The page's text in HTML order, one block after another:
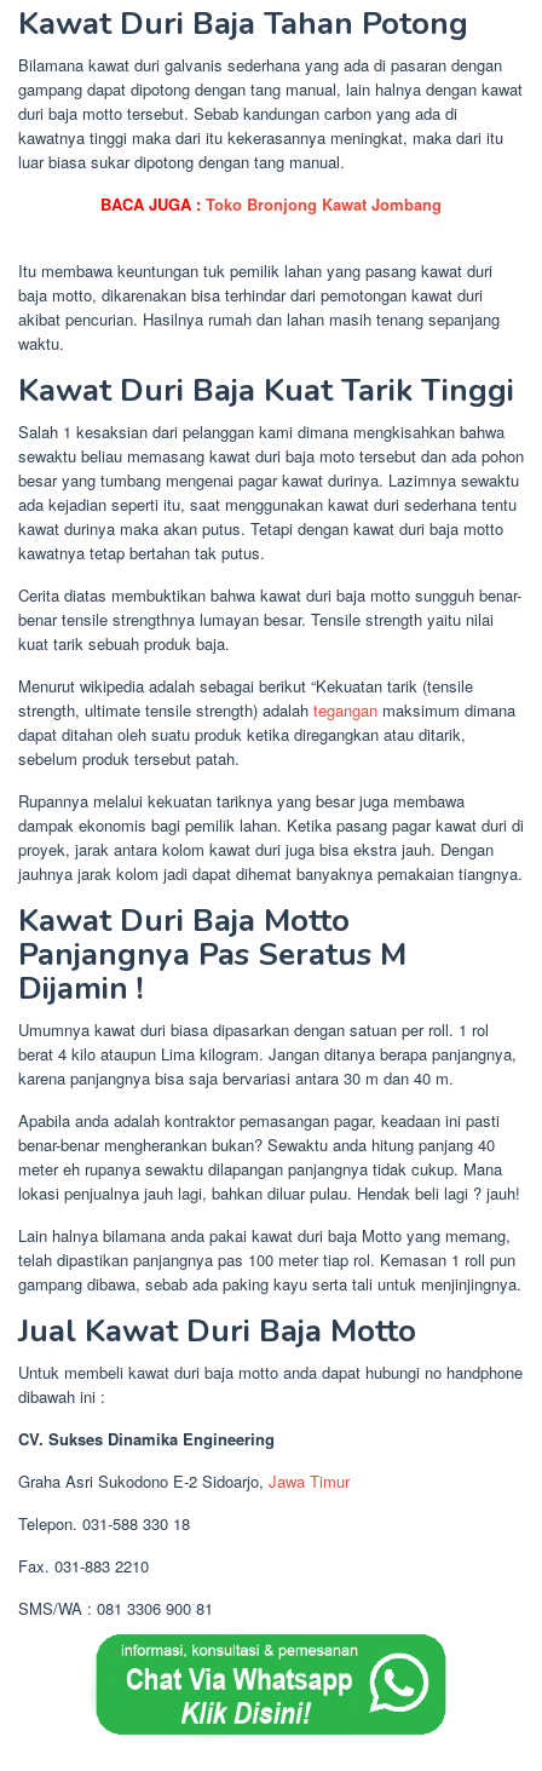
Kawat Duri Baja Tahan Potong
Bilamana kawat duri galvanis sederhana yang ada di pasaran dengan
gampang dapat dipotong dengan tang manual, lain halnya dengan kawat
duri baja motto tersebut. Sebab kandungan carbon yang ada di
kawatnya tinggi maka dari itu kekerasannya meningkat, maka dari itu
luar biasa sukar dipotong dengan tang manual.
BACA JUGA : Toko Bronjong Kawat Jombang
Itu membawa keuntungan tuk pemilik lahan yang pasang kawat duri
baja motto, dikarenakan bisa terhindar dari pemotongan kawat duri
akibat pencurian. Hasilnya rumah dan lahan masih tenang sepanjang
waktu.
Kawat Duri Baja Kuat Tarik Tinggi
Salah 1 kesaksian dari pelanggan kami dimana mengkisahkan bahwa
sewaktu beliau memasang kawat duri baja moto tersebut dan ada pohon
besar yang tumbang mengenai pagar kawat durinya. Lazimnya sewaktu
ada kejadian seperti itu, saat menggunakan kawat duri sederhana tentu
kawat durinya maka akan putus. Tetapi dengan kawat duri baja motto
kawatnya tetap bertahan tak putus.
Cerita diatas membuktikan bahwa kawat duri baja motto sungguh benar-
benar tensile strengthnya lumayan besar. Tensile strength yaitu nilai
kuat tarik sebuah produk baja.
Menurut wikipedia adalah sebagai berikut “Kekuatan tarik (tensile
strength, ultimate tensile strength) adalah tegangan maksimum dimana
dapat ditahan oleh suatu produk ketika diregangkan atau ditarik,
sebelum produk tersebut patah.
Rupannya melalui kekuatan tariknya yang besar juga membawa
dampak ekonomis bagi pemilik lahan. Ketika pasang pagar kawat duri di
proyek, jarak antara kolom kawat duri juga bisa ekstra jauh. Dengan
jauhnya jarak kolom jadi dapat dihemat banyaknya pemakaian tiangnya.
Kawat Duri Baja Motto
Panjangnya Pas Seratus M
Dijamin !
Umumnya kawat duri biasa dipasarkan dengan satuan per roll. 1 rol
berat 4 kilo ataupun Lima kilogram. Jangan ditanya berapa panjangnya,
karena panjangnya bisa saja bervariasi antara 30 m dan 40 m.
Apabila anda adalah kontraktor pemasangan pagar, keadaan ini pasti
benar-benar mengherankan bukan? Sewaktu anda hitung panjang 40
meter eh rupanya sewaktu dilapangan panjangnya tidak cukup. Mana
lokasi penjualnya jauh lagi, bahkan diluar pulau. Hendak beli lagi ? jauh!
Lain halnya bilamana anda pakai kawat duri baja Motto yang memang,
telah dipastikan panjangnya pas 100 meter tiap rol. Kemasan 1 roll pun
gampang dibawa, sebab ada paking kayu serta tali untuk menjinjingnya.
Jual Kawat Duri Baja Motto
Untuk membeli kawat duri baja motto anda dapat hubungi no handphone
dibawah ini :
CV. Sukses Dinamika Engineering
Graha Asri Sukodono E-2 Sidoarjo, Jawa Timur
Telepon. 031-588 330 18
Fax. 031-883 2210
SMS/WA : 081 3306 900 81